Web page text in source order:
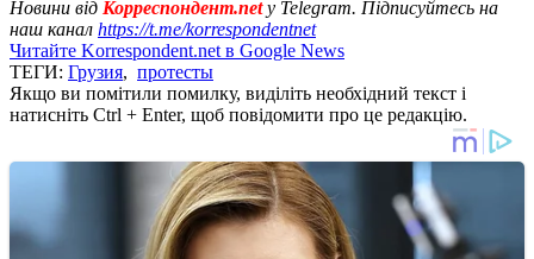
Новини від Корреспондент.netу Telegram. Підписуйтесь на
наш канал https://t.me/korrespondentnet
Читайте Korrespondent.net в Google News
ТЕГИ: Грузия, протесты
Якщо ви помітили помилку, виділіть необхідний текст і
натисніть Ctrl + Enter, щоб повідомити про це редакцію.